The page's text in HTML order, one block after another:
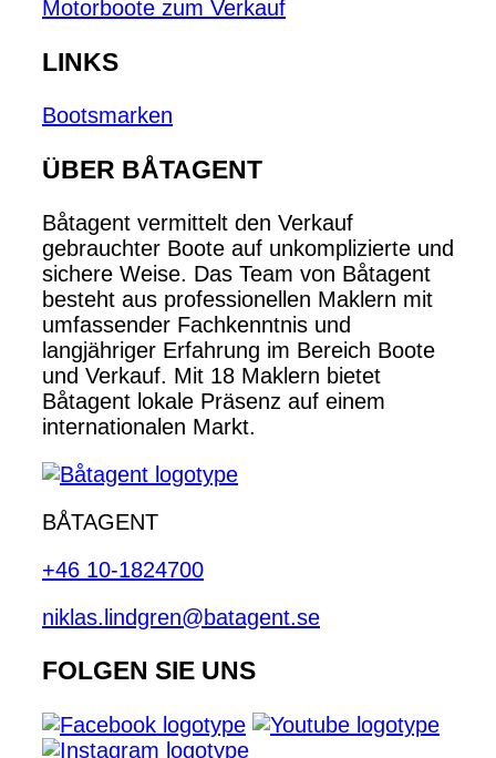
Motorboote zum Verkauf
LINKS
Bootsmarken
ÜBER BÅTAGENT
Båtagent vermittelt den Verkauf
gebrauchter Boote auf unkomplizierte und
sichere Weise. Das Team von Båtagent
besteht aus professionellen Maklern mit
umfassender Fachkenntnis und
langjähriger Erfahrung im Bereich Boote
und Verkauf. Mit 18 Maklern bietet
Båtagent lokale Präsenz auf einem
internationalen Markt.
BÅTAGENT
+46 10-1824700
niklas.lindgren@batagent.se
FOLGEN SIE UNS